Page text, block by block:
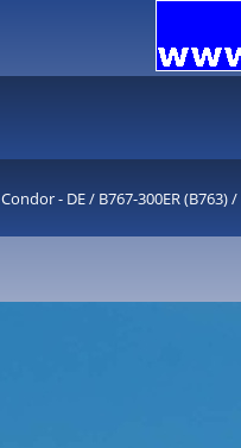
Condor - DE/ B767-300ER (B763)/